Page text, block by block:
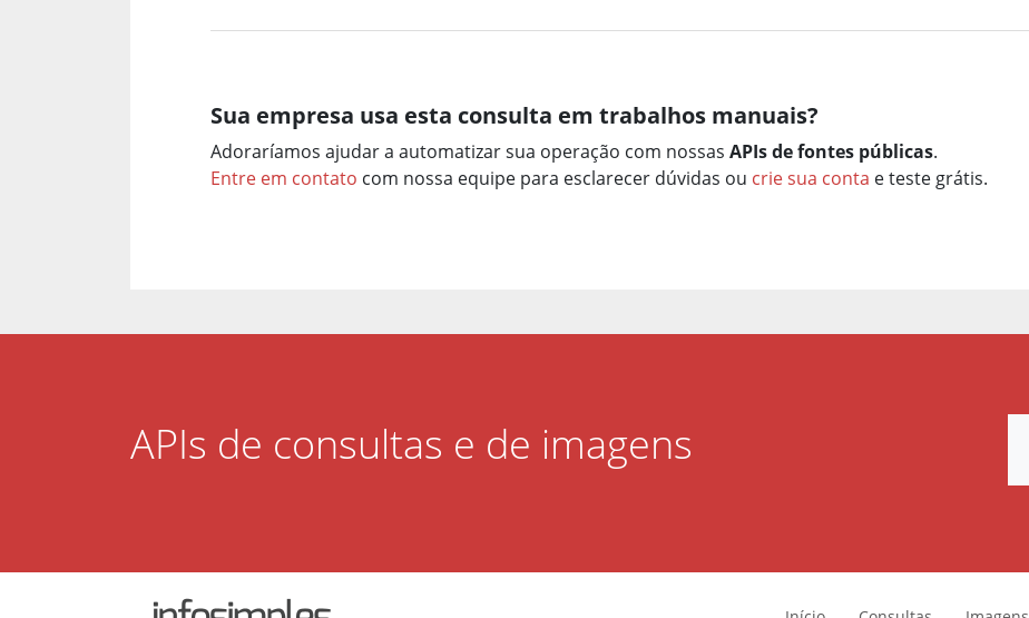
Sua empresa usa esta consulta em trabalhos manuais?
Adoraríamos ajudar a automatizar sua operação com nossas APIs de fontes públicas.
Entre em contato com nossa equipe para esclarecer dúvidas ou crie sua conta e teste grátis.
APIs de consultas e de imagens